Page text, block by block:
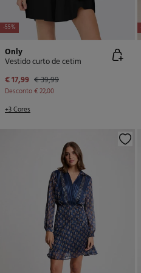
-55%
Only
Vestido curto de cetim
€ 17,99 € 39,99
Desconto€ 22,00
+3 Cores